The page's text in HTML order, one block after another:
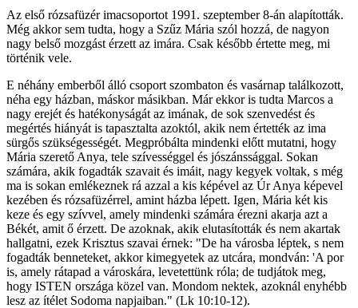
Az első rózsafüzér imacsoportot 1991. szeptember 8-án alapították.
Még akkor sem tudta, hogy a Szűz Mária szól hozzá, de nagyon
nagy belső mozgást érzett az imára. Csak később értette meg, mi
történik vele.
E néhány emberből álló csoport szombaton és vasárnap találkozott,
néha egy házban, máskor másikban. Már ekkor is tudta Marcos a
nagy erejét és hatékonyságát az imának, de sok szenvedést és
megértés hiányát is tapasztalta azoktól, akik nem értették az ima
sürgős szükségességét. Megpróbálta mindenki előtt mutatni, hogy
Mária szerető Anya, tele szívességgel és jószánssággal. Sokan
számára, akik fogadták szavait és imáit, nagy kegyek voltak, s még
ma is sokan emlékeznek rá azzal a kis képével az Úr Anya képevel
kezében és rózsafüzérrel, amint házba lépett. Igen, Mária két kis
keze és egy szívvel, amely mindenki számára érezni akarja azt a
Békét, amit ő érzett. De azoknak, akik elutasították és nem akartak
hallgatni, ezek Krisztus szavai érnek: "De ha városba léptek, s nem
fogadták benneteket, akkor kimegyetek az utcára, mondván: 'A por
is, amely rátapad a városkára, levetettünk róla; de tudjátok meg,
hogy ISTEN országa közel van. Mondom nektek, azoknál enyhébb
lesz az ítélet Sodoma napjaiban." (Lk 10:10-12).